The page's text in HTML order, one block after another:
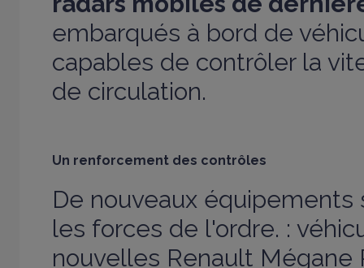
embarqués à bord de
capables de contrôler la
de circulation.
Un renforcement des contrôles
De nouveaux
les forces de l'ordre. :
nouvelles Renault Mégane